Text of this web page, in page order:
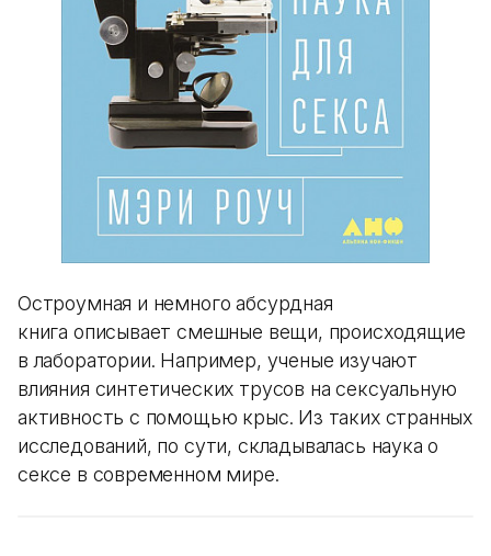
Остроумная и немного абсурдная
книга описывает смешные вещи, происходящие
в лаборатории. Например, ученые изучают
влияния синтетических трусов на сексуальную
активность с помощью крыс. Из таких странных
исследований, по сути, складывалась наука о
сексе в современном мире.